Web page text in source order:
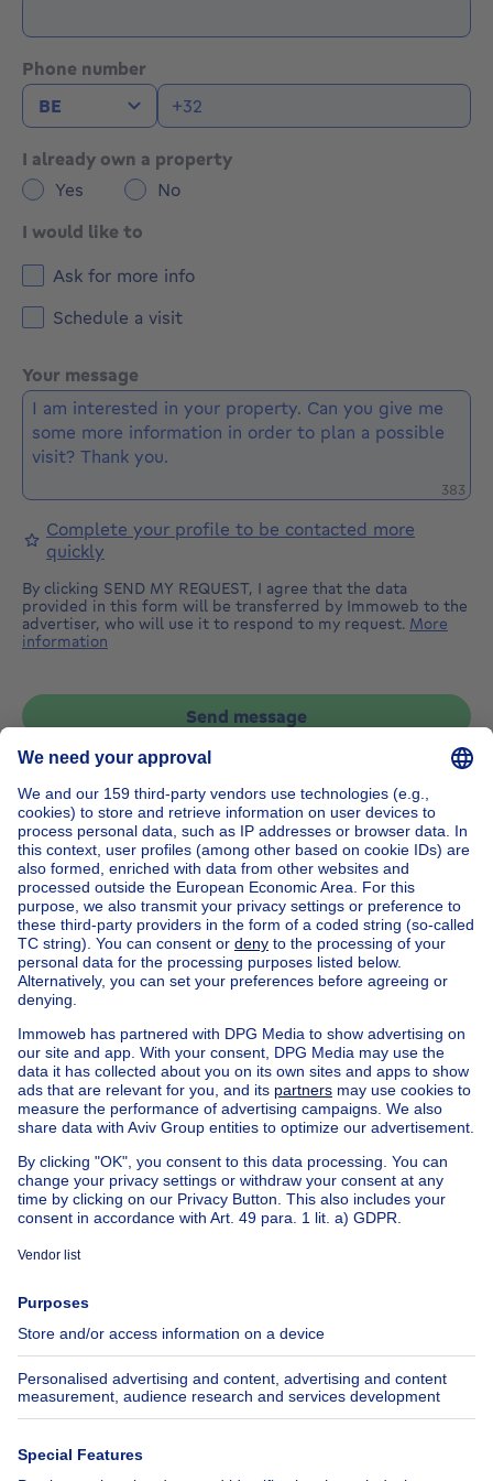
Phone number
I already own a property
Yes
No
I would like to
Ask for more info
Schedule a visit
Your message
383
Complete your profile to be contacted more
quickly
By clicking SEND MY REQUEST, I agree that the data
provided in this form will be transferred by Immoweb to the
advertiser, who will use it to respond to my request. More
information
Send message
Home Belgium
Flemish Brabant (province)
Halle-Vilvoorde (district)
Buy your apartment block in Vlezenbeek
House out of BelgiumHouse for sale France
House for sale Spain
House for sale Italy
House for sale Luxembourg
House for sale Netherlands
Our cheap propertiesCheap houses for sale
Cheap apartments for rent
About
Immoweb
Jobs
Axel Springer Group
SeLoger.com
Immowelt.de
Tools
Insurances